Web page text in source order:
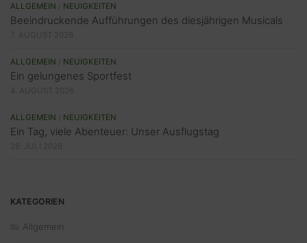
ALLGEMEIN NEUIGKEITEN
Beeindruckende Aufführungen des diesjährigen Musicals
ALLGEMEIN NEUIGKEITEN
Ein gelungenes Sportfest
ALLGEMEIN NEUIGKEITEN
Ein Tag, viele Abenteuer: Unser Ausflugstag
KATEGORIEN
Allgemein